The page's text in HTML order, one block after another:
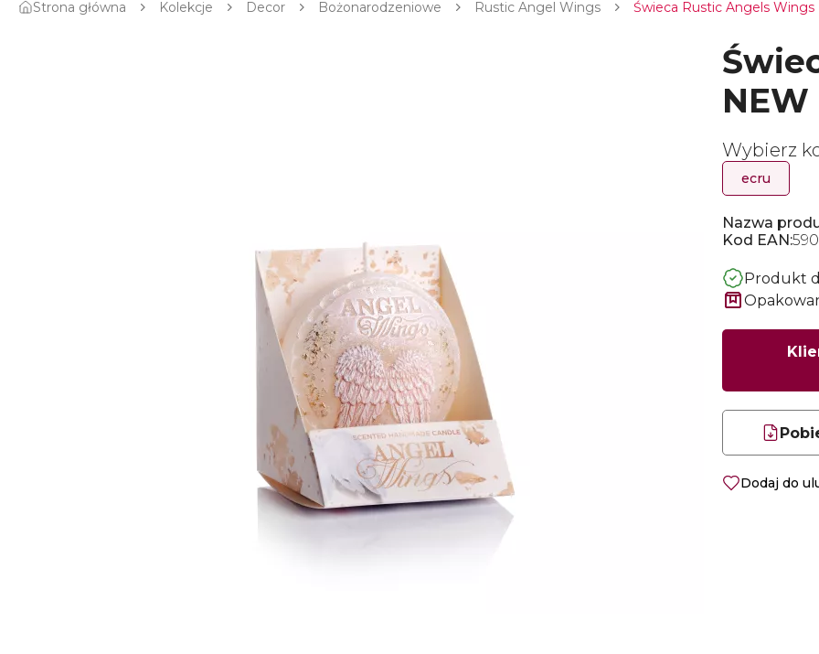
Strona główna Kolekcje Decor Bożonarodzeniowe Rustic Angel Wings Świeca Rustic Angels
Wybierz
ecru
Nazwa
Kod EAN:
Produkt
Dodaj do